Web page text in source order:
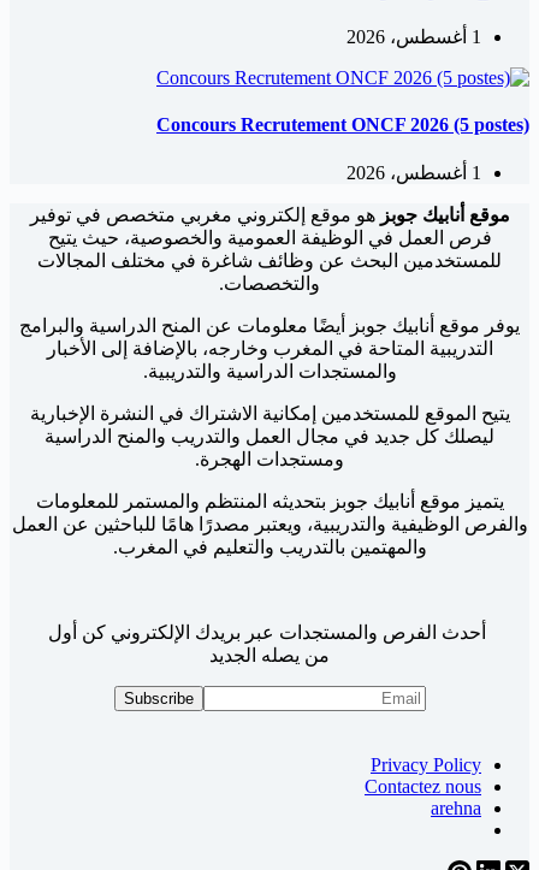
1 أغسطس، 2026
Concours Recrutement ONCF 2026 (5 postes)
1 أغسطس، 2026
موقع أنابيك جوبزهو موقع إلكتروني مغربي متخصص في توفير
فرص العمل في الوظيفة العمومية والخصوصية، حيث يتيح
للمستخدمين البحث عن وظائف شاغرة في مختلف المجالات
والتخصصات.
يوفر موقع أنابيك جوبز أيضًا معلومات عن المنح الدراسية والبرامج
التدريبية المتاحة في المغرب وخارجه، بالإضافة إلى الأخبار
والمستجدات الدراسية والتدريبية.
يتيح الموقع للمستخدمين إمكانية الاشتراك في النشرة الإخبارية
ليصلك كل جديد في مجال العمل والتدريب والمنح الدراسية
ومستجدات الهجرة.
يتميز موقع أنابيك جوبز بتحديثه المنتظم والمستمر للمعلومات
والفرص الوظيفية والتدريبية، ويعتبر مصدرًا هامًا للباحثين عن العمل
والمهتمين بالتدريب والتعليم في المغرب.
أحدث الفرص والمستجدات عبر بريدك الإلكتروني كن أول
من يصله الجديد
Privacy Policy
Contactez nous
arehna